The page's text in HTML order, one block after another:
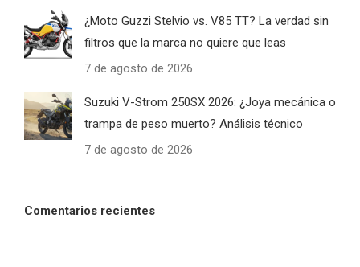
¿Moto Guzzi Stelvio vs. V85 TT? La verdad sin
filtros que la marca no quiere que leas
7 de agosto de 2026
Suzuki V-Strom 250SX 2026: ¿Joya mecánica o
trampa de peso muerto? Análisis técnico
7 de agosto de 2026
Comentarios recientes